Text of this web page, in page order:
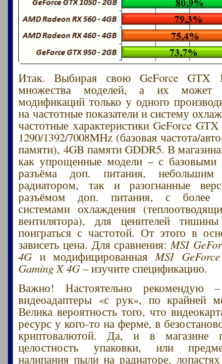
Итак. Выбирая свою GeForce GTX
множества моделей, а их
модификаций только у одного
на частотные показатели и систему
частотные характеристики GeForce
1290/1392/7008MHz (базовая частота/
памяти), 4GB памяти GDDR5. В
как упрощенные модели – с базовыми
разъёма доп. питания, небольшим
радиатором, так и разогнанные
разъёмом доп. питания, с более
системами охлаждения
вентилятора), для ценителей
поиграться с частотой. От этого в
зависеть цена. Для сравнения: MSI
4Gи модифицированная MSI
Gaming X 4G– изучите спецификацию.
Важно! Настоятельно рекомендую
видеоадаптеры «с рук», по крайней
Велика вероятность того, что
ресурс у кого-то на ферме, в
криптовалютой. Да, и в магазине
целостность упаковки, или
налипания пыли на радиаторе,